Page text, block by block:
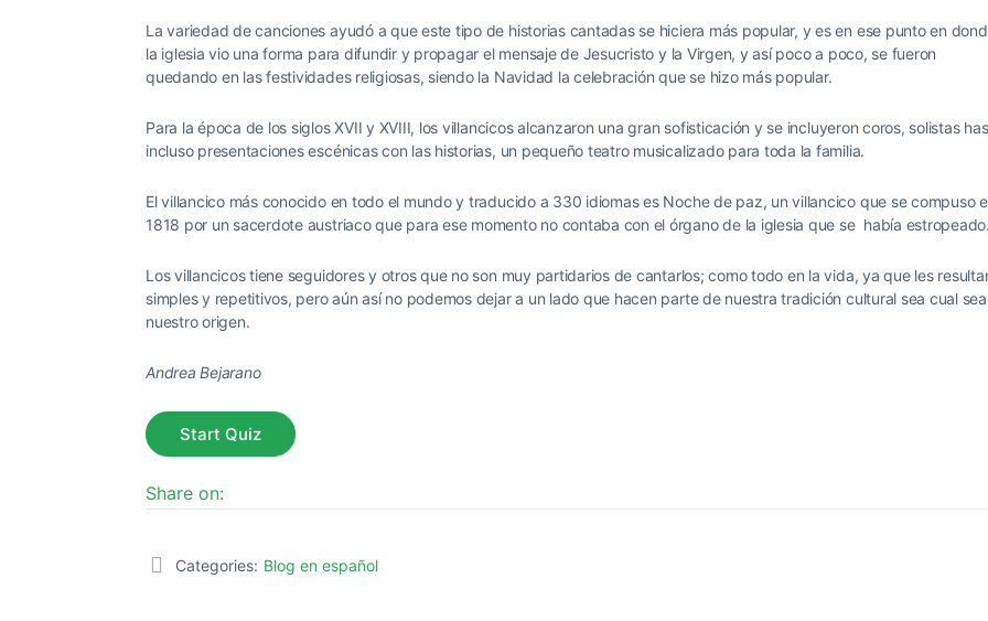
La variedad de canciones ayudó a que este tipo de historias cantadas se hiciera más popular, y es en ese punto en
la iglesia vio una forma para difundir y propagar el mensaje de Jesucristo y la Virgen, y así poco a poco, se fueron
quedando en las festividades religiosas, siendo la Navidad la celebración que se hizo más popular.
Para la época de los siglos XVII y XVIII, los villancicos alcanzaron una gran sofisticación y se incluyeron coros, solistas
incluso presentaciones escénicas con las historias, un pequeño teatro musicalizado para toda la familia.
El villancico más conocido en todo el mundo y traducido a 330 idiomas es Noche de paz, un villancico que se compuso
1818 por un sacerdote austriaco que para ese momento no contaba con el órgano de la iglesia que se había estropeado.
Los villancicos tiene seguidores y otros que no son muy partidarios de cantarlos; como todo en la vida, ya que les
simples y repetitivos, pero aún así no podemos dejar a un lado que hacen parte de nuestra tradición cultural sea cual sea
nuestro origen.
Andrea Bejarano
Share on:
Categories: Blog en español